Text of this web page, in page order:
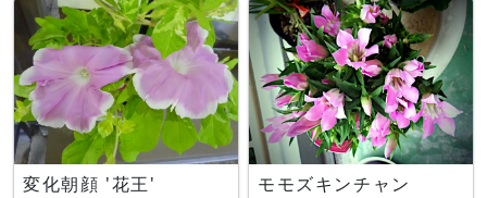
変化朝顔 '花王' モモズキンチャン